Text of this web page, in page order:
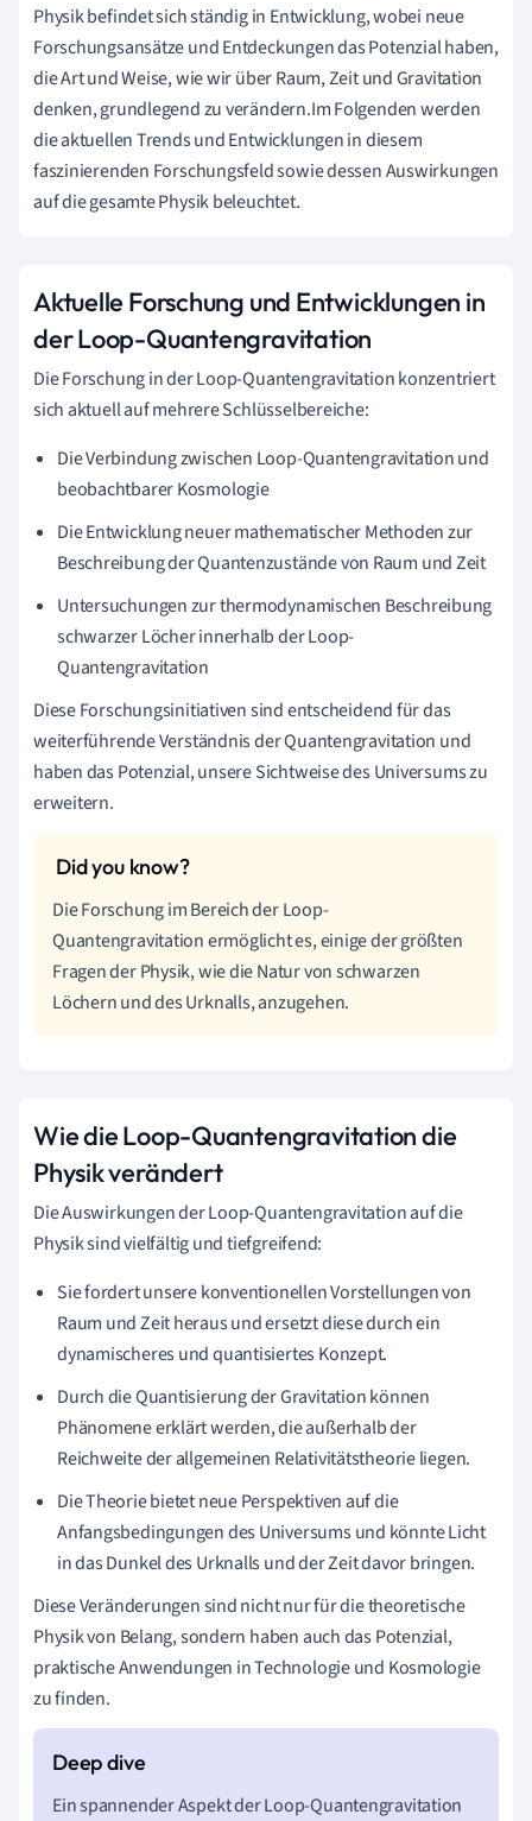
Physik befindet sich ständig in Entwicklung, wobei neue
Forschungsansätze und Entdeckungen das Potenzial haben,
die Art und Weise, wie wir über Raum, Zeit und Gravitation
denken, grundlegend zu verändern.Im Folgenden werden
die aktuellen Trends und Entwicklungen in diesem
faszinierenden Forschungsfeld sowie dessen Auswirkungen
auf die gesamte Physik beleuchtet.
Aktuelle Forschung und Entwicklungen in
der Loop-Quantengravitation
Die Forschung in der Loop-Quantengravitation konzentriert
sich aktuell auf mehrere Schlüsselbereiche:
Die Verbindung zwischen Loop-Quantengravitation und
beobachtbarer Kosmologie
Die Entwicklung neuer mathematischer Methoden zur
Beschreibung der Quantenzustände von Raum und Zeit
Untersuchungen zur thermodynamischen Beschreibung
schwarzer Löcher innerhalb der Loop-
Quantengravitation
Diese Forschungsinitiativen sind entscheidend für das
weiterführende Verständnis der Quantengravitation und
haben das Potenzial, unsere Sichtweise des Universums zu
erweitern.
Die Forschung im Bereich der Loop-
Quantengravitation ermöglicht es, einige der größten
Fragen der Physik, wie die Natur von schwarzen
Löchern und des Urknalls, anzugehen.
Wie die Loop-Quantengravitation die
Physik verändert
Die Auswirkungen der Loop-Quantengravitation auf die
Physik sind vielfältig und tiefgreifend:
Sie fordert unsere konventionellen Vorstellungen von
Raum und Zeit heraus und ersetzt diese durch ein
dynamischeres und quantisiertes Konzept.
Durch die Quantisierung der Gravitation können
Phänomene erklärt werden, die außerhalb der
Reichweite der allgemeinen Relativitätstheorie liegen.
Die Theorie bietet neue Perspektiven auf die
Anfangsbedingungen des Universums und könnte Licht
in das Dunkel des Urknalls und der Zeit davor bringen.
Diese Veränderungen sind nicht nur für die theoretische
Physik von Belang, sondern haben auch das Potenzial,
praktische Anwendungen in Technologie und Kosmologie
zu finden.
Ein spannender Aspekt der Loop-Quantengravitation